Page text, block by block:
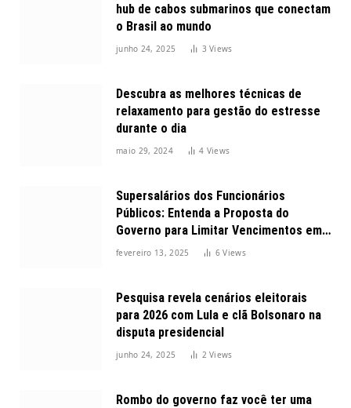
hub de cabos submarinos que conectam
o Brasil ao mundo
junho 24, 2025 3Views
Descubra as melhores técnicas de
relaxamento para gestão do estresse
durante o dia
maio 29, 2024 4 Views
Supersalários dos Funcionários
Públicos: Entenda a Proposta do
Governo para Limitar Vencimentos em
2025
fevereiro 13, 2025 6Views
Pesquisa revela cenários eleitorais
para 2026 com Lula e clã Bolsonaro na
disputa presidencial
junho 24, 2025 2Views
Rombo do governo faz você ter uma